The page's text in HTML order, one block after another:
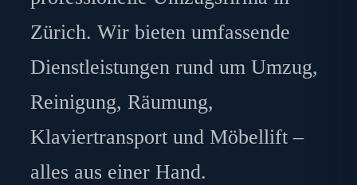
Zürich. Wir bieten umfassende
Dienstleistungen rund um Umzug,
Reinigung, Räumung,
Klaviertransport und Möbellift –
alles aus einer Hand.